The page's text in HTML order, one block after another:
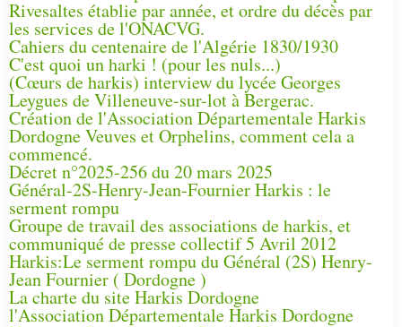
Rivesaltes établie par année, et ordre du décès par
les services de l'ONACVG.
Cahiers du centenaire de l'Algérie 1830/1930
C'est quoi un harki ! (pour les nuls...)
(Cœurs de harkis) interview du lycée Georges
Leygues de Villeneuve-sur-lot à Bergerac.
Création de l'Association Départementale Harkis
Dordogne Veuves et Orphelins, comment cela a
commencé.
Décret n°2025-256 du 20 mars 2025
Général-2S-Henry-Jean-Fournier Harkis : le
serment rompu
Groupe de travail des associations de harkis, et
communiqué de presse collectif 5 Avril 2012
Harkis:Le serment rompu du Général (2S) Henry-
Jean Fournier ( Dordogne )
La charte du site Harkis Dordogne
l'Association Départementale Harkis Dordogne